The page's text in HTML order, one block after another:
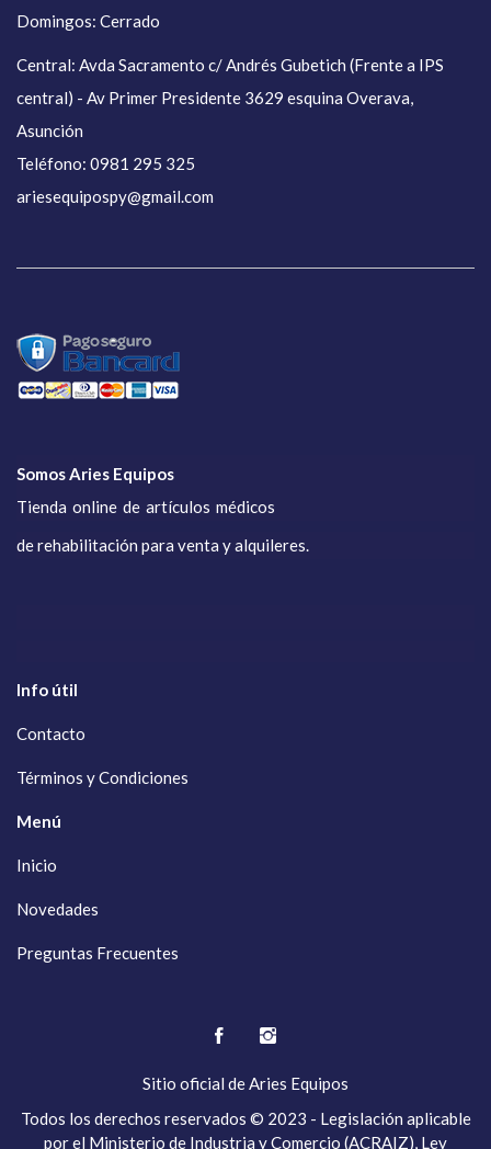
Domingos: Cerrado
Central: Avda Sacramento c/ Andrés Gubetich (Frente a IPS
central) - Av Primer Presidente 3629 esquina Overava,
Asunción
Teléfono: 0981 295 325
ariesequipospy@gmail.com
Somos Aries Equipos
Tienda online de artículos médicos
de rehabilitación para venta y alquileres.
Info útil
Contacto
Términos y Condiciones
Menú
Inicio
Novedades
Preguntas Frecuentes
Sitio oficial deAries Equipos
Todos los derechos reservados © 2023 - Legislación aplicable
por el Ministerio de Industria y Comercio (ACRAIZ), Ley